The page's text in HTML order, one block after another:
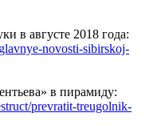
в августе 2018 года:
novosti-sibirskoj-
в пирамиду:
prevratit-treugolnik-